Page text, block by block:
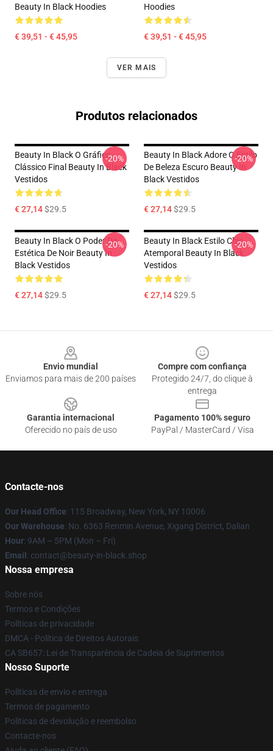
Beauty In Black Hoodies
€ 39,51 - € 45,95
Hoodies
€ 39,51 - € 45,95
VER MAIS
Produtos relacionados
Beauty In Black O Gráfico
Clássico Final Beauty In Black
Vestidos
€ 27,14$29.5
-20%
Beauty In Black Adore O Estilo
De Beleza Escuro Beauty In
Black Vestidos
€ 27,14$29.5
-20%
Beauty In Black O Poder Da
Estética De Noir Beauty In
Black Vestidos
€ 27,14$29.5
-20%
Beauty In Black Estilo Chic
Atemporal Beauty In Black
Vestidos
€ 27,14$29.5
-20%
Envio mundial
Enviamos para mais de 200 países
Compre com confiança
Protegido 24/7, do clique à
entrega
Garantia internacional
Oferecido no país de uso
Pagamento 100% seguro
PayPal / MasterCard / Visa
Contacte-nos
Our Head Office: 115 Broadway, New York, NY 10006
Our Warehouse: No. 6363 Renmin Avenue, Xigang District, Dalian
Hour: 9AM – 5PM (Mon – Fri)
Email : contact@beauty-in-black.shop
Nossa empresa
Sobre nós
Termos e Condições
Políticas de privacidade
DMCA - Política de Direitos Autorais
CA SB657: Lei de Transparência de Cadeia de Suprimentos
Nosso Suporte
Políticas de envio e entrega
Termos de pagamento
Políticas de devolução e reembolso
Contacte-nos